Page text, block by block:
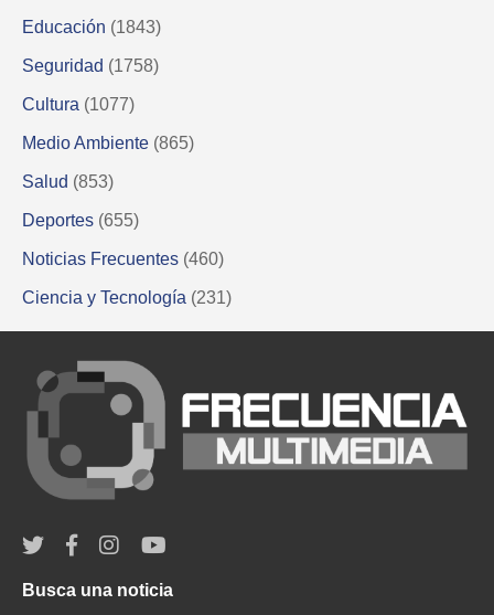
Educación (1843)
Seguridad (1758)
Cultura (1077)
Medio Ambiente (865)
Salud (853)
Deportes (655)
Noticias Frecuentes (460)
Ciencia y Tecnología (231)
Busca una noticia